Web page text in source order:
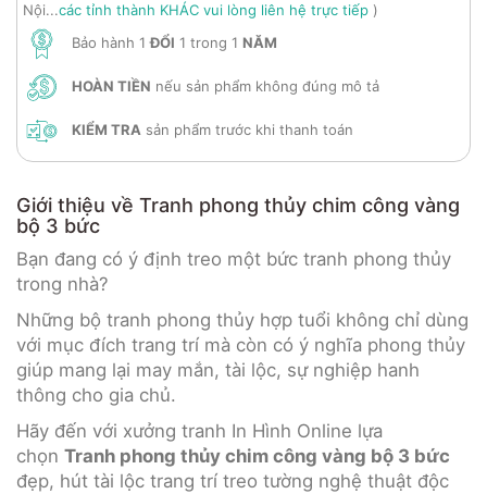
Nội...các tỉnh thành KHÁC vui lòng liên hệ trực tiếp )
Bảo hành 1ĐỔI 1 trong 1 NĂM
HOÀN TIỀN nếu sản phẩm không đúng mô tả
KIỂM TRA sản phẩm trước khi thanh toán
Giới thiệu về Tranh phong thủy chim công vàng
bộ 3 bức
Bạn đang có ý định treo một bức tranh phong thủy
trong nhà?
Những bộ tranh phong thủy hợp tuổi không chỉ dùng
với mục đích trang trí mà còn có ý nghĩa phong thủy
giúp mang lại may mắn, tài lộc, sự nghiệp hanh
thông cho gia chủ.
Hãy đến với xưởng tranh In Hình Online lựa
chọn Tranh phong thủy chim công vàng bộ 3 bức
đẹp, hút tài lộc trang trí treo tường nghệ thuật độc